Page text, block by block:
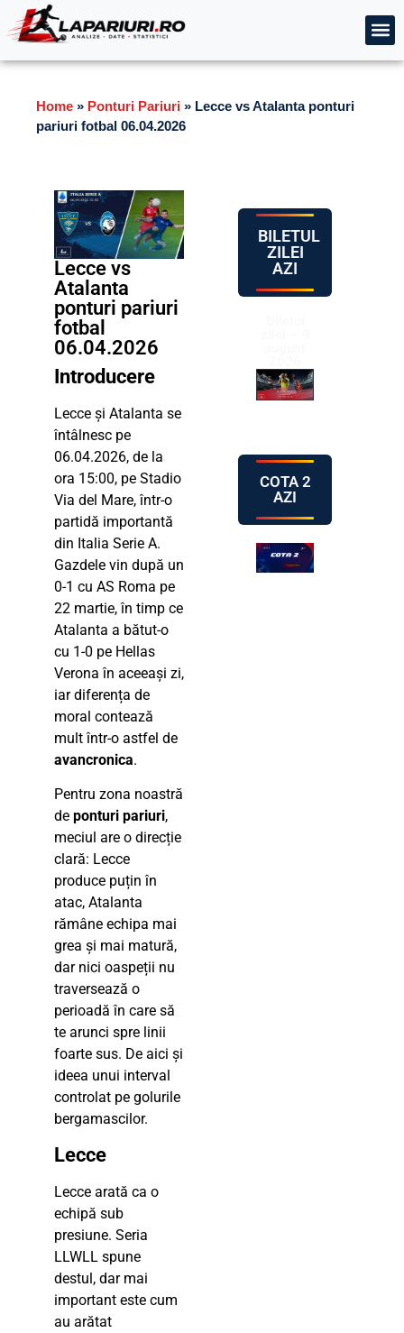
Home » Ponturi Pariuri » Lecce vs Atalanta ponturi
pariuri fotbal 06.04.2026
Lecce vs
Atalanta
ponturi pariuri
fotbal
06.04.2026
Introducere
Lecce și Atalanta se
întâlnesc pe
06.04.2026, de la
ora 15:00, pe Stadio
Via del Mare, într-o
partidă importantă
din Italia Serie A.
Gazdele vin după un
0-1 cu AS Roma pe
22 martie, în timp ce
Atalanta a bătut-o
cu 1-0 pe Hellas
Verona în aceeași zi,
iar diferența de
moral contează
mult într-o astfel de
avancronica.
Pentru zona noastră
de ponturi pariuri,
meciul are o direcție
clară: Lecce
produce puțin în
atac, Atalanta
rămâne echipa mai
grea și mai matură,
dar nici oaspeții nu
traversează o
perioadă în care să
te arunci spre linii
foarte sus. De aici și
ideea unui interval
controlat pe golurile
berga­mascilor.
Lecce
Lecce arată ca o
echipă sub
presiune. Seria
LLWLL spune
destul, dar mai
important este cum
au arătat
BILETUL
ZILEI
AZI
COTA 2
AZI